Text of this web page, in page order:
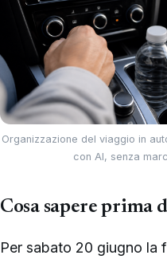
Organizzazione del viaggio in
con AI, senza
Cosa sapere prima
Per sabato 20 giugno la